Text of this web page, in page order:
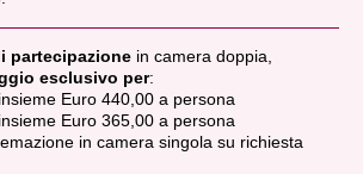
partecipazione in camera doppia,
esclusivo per:
Euro 440,00 a persona
Euro 365,00 a persona
in camera singola su richiesta